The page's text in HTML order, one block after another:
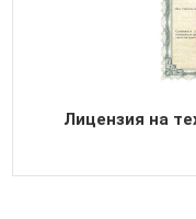
Лицензия на